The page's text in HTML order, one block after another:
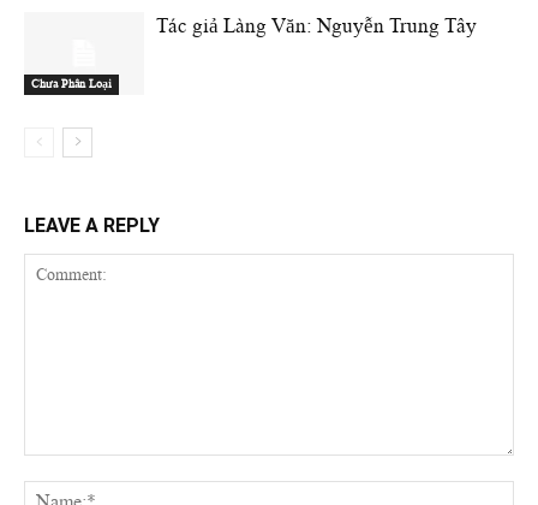
Chưa Phân Loại
Tác giả Làng Văn: Nguyễn Trung Tây
LEAVE A REPLY